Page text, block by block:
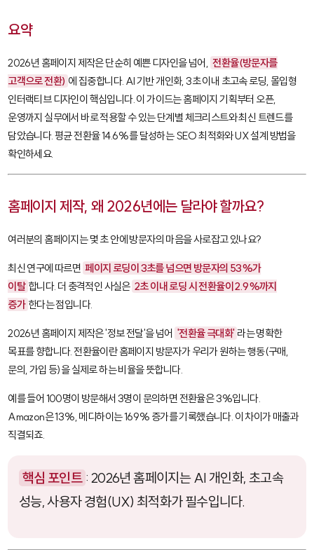
요약
2026년 홈페이지 제작은 단순히 예쁜 디자인을 넘어, 전환율(방문자를
고객으로 전환) 에 집중합니다. AI 기반 개인화, 3초 이내 초고속 로딩, 몰입형
인터랙티브 디자인이 핵심입니다. 이 가이드는 홈페이지 기획부터 오픈,
운영까지 실무에서 바로 적용할 수 있는 단계별 체크리스트와 최신 트렌드를
담았습니다. 평균 전환율 14.6%를 달성하는 SEO 최적화와 UX 설계 방법을
확인하세요.
홈페이지 제작, 왜 2026년에는 달라야 할까요?
여러분의 홈페이지는 몇 초 안에 방문자의 마음을 사로잡고 있나요?
최신 연구에 따르면 페이지 로딩이 3초를 넘으면 방문자의 53%가
이탈 합니다. 더 충격적인 사실은 2초 이내 로딩 시 전환율이 2.9%까지
증가 한다는 점입니다.
2026년 홈페이지 제작은 '정보 전달'을 넘어 '전환율 극대화' 라는 명확한
목표를 향합니다. 전환율이란 홈페이지 방문자가 우리가 원하는 행동(구매,
문의, 가입 등)을 실제로 하는 비율을 뜻합니다.
예를 들어 100명이 방문해서 3명이 문의하면 전환율은 3%입니다.
Amazon은 13%, 메디하이는 169% 증가를 기록했습니다. 이 차이가 매출과
직결되죠.
핵심 포인트 : 2026년 홈페이지는 AI 개인화, 초고속
성능, 사용자 경험(UX) 최적화가 필수입니다.